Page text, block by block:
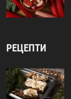
РЕЦЕПТИ